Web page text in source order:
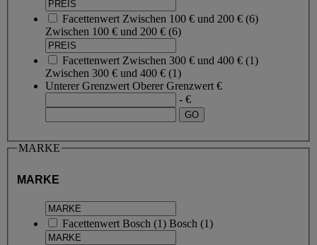
Facettenwert Zwischen 100 € und 200 € (6)
Zwischen 100 € und 200 € (6)
Facettenwert Zwischen 300 € und 400 € (1)
Zwischen 300 € und 400 € (1)
Unterer Grenzwert Oberer Grenzwert €
- €
MARKE
MARKE
Facettenwert Bosch (1) Bosch (1)